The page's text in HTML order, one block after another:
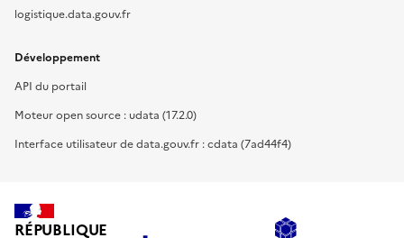
logistique.data.gouv.fr
Développement
API du portail
Moteur open source : udata (17.2.0)
Interface utilisateur de data.gouv.fr : cdata (7ad44f4)
RÉPUBLIQUE